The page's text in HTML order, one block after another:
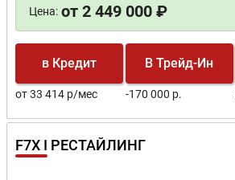
Цена: от 2 449 000 ₽
в Кредит
от 33 414 р/мес
В Трейд-Ин
-170 000 р.
F7X I РЕСТАЙЛИНГ